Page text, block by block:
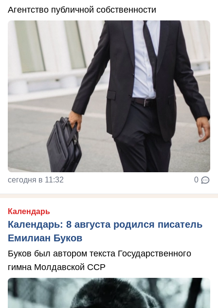
Агентство публичной собственности
сегодня в 11:32 0
Календарь
Календарь: 8 августа родился писатель
Емилиан Буков
Буков был автором текста Государственного
гимна Молдавской ССР